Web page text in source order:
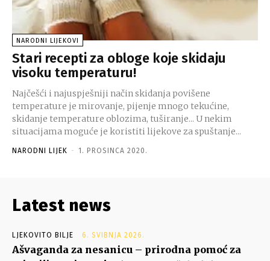
NARODNI LIJEKOVI
Stari recepti za obloge koje skidaju
visoku temperaturu!
Najčešći i najuspješniji način skidanja povišene
temperature je mirovanje, pijenje mnogo tekućine,
skidanje temperature oblozima, tuširanje... U nekim
situacijama moguće je koristiti lijekove za spuštanje...
NARODNI LIJEK - 1. PROSINCA 2020.
Latest news
LJEKOVITO BILJE 6. SVIBNJA 2026.
Ašvaganda za nesanicu – prirodna pomoć za